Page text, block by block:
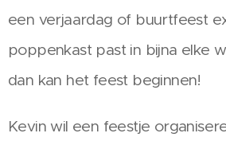
een verjaardag of buurtfeest
poppenkast past in bijna elke
dan kan het feest beginnen!
Kevin wil een feestje